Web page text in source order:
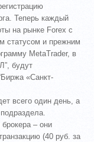
Теперь каждый
на рынке Forex с
статусом и прежним
MetaTrader, в
будут
«Санкт-
всего один день, а
– они
(40 руб. за